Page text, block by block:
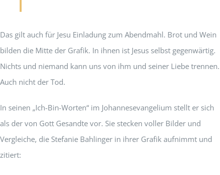
Das gilt auch für Jesu Einladung zum Abendmahl. Brot und Wein
bilden die Mitte der Grafik. In ihnen ist Jesus selbst gegenwärtig.
Nichts und niemand kann uns von ihm und seiner Liebe trennen.
Auch nicht der Tod.
In seinen „Ich-Bin-Worten“ im Johannesevangelium stellt er sich
als der von Gott Gesandte vor. Sie stecken voller Bilder und
Vergleiche, die Stefanie Bahlinger in ihrer Grafik aufnimmt und
zitiert: